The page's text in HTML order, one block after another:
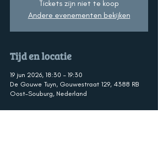
Tickets zijn niet te koop
Andere evenementen bekijken
Tijd en locatie
19 jun 2026, 18:30 – 19:30
De Gouwe Tuyn, Gouwestraat 129, 4388 RB
Oost-Souburg, Nederland